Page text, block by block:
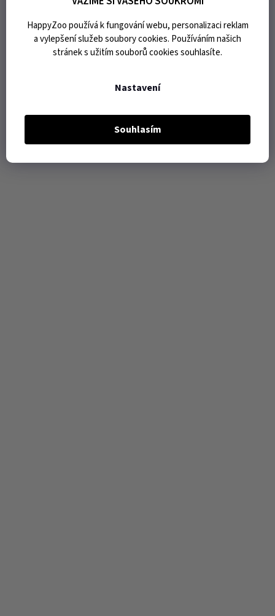
HappyZoo používá k fungování webu, personalizaci reklam
a vylepšení služeb soubory cookies. Používáním našich
stránek s užitím souborů cookies souhlasíte.
Nastavení
Souhlasím